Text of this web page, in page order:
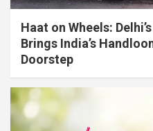
Haat on Wheels:
Brings India’s
Doorstep